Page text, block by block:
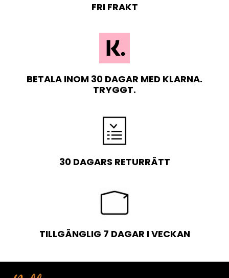
FRI FRAKT
BETALA INOM 30 DAGAR MED KLARNA.
TRYGGT.
30 DAGARS RETURRÄTT
TILLGÄNGLIG 7 DAGAR I VECKAN